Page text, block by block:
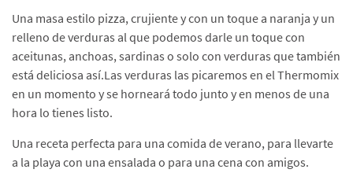
Una masa estilo pizza, crujiente y con un toque a naranja y un
relleno de verduras al que podemos darle un toque con
aceitunas, anchoas, sardinas o solo con verduras que también
está deliciosa así.Las verduras las picaremos en el Thermomix
en un momento y se horneará todo junto y en menos de una
hora lo tienes listo.
Una receta perfecta para una comida de verano, para llevarte
a la playa con una ensalada o para una cena con amigos.